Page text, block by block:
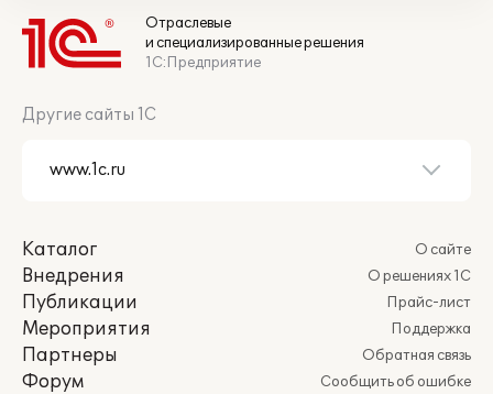
Отраслевые
и специализированные решения
1С:Предприятие
Другие сайты 1С
Каталог
Внедрения
Публикации
Мероприятия
Партнеры
Форум
О сайте
О решениях 1С
Прайс-лист
Поддержка
Обратная связь
Сообщить об ошибке